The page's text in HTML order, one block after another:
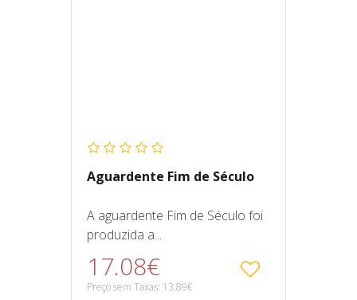
Aguardente Fim de Século
A aguardente Fim de Século foi
produzida a...
17.08€
Preço sem Taxas: 13.89€